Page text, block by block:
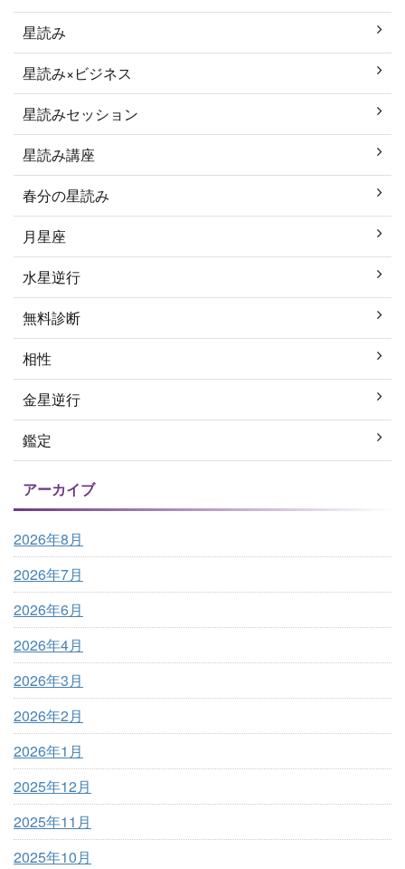
星読み
星読み×ビジネス
星読みセッション
星読み講座
春分の星読み
月星座
水星逆行
無料診断
相性
金星逆行
鑑定
アーカイブ
2026年8月
2026年7月
2026年6月
2026年4月
2026年3月
2026年2月
2026年1月
2025年12月
2025年11月
2025年10月